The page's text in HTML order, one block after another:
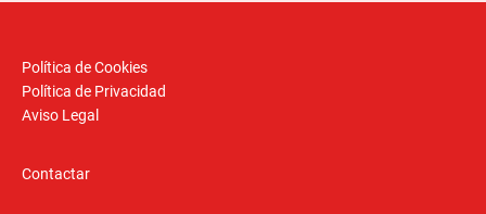
Política de Cookies
Política de Privacidad
Aviso Legal
Contactar